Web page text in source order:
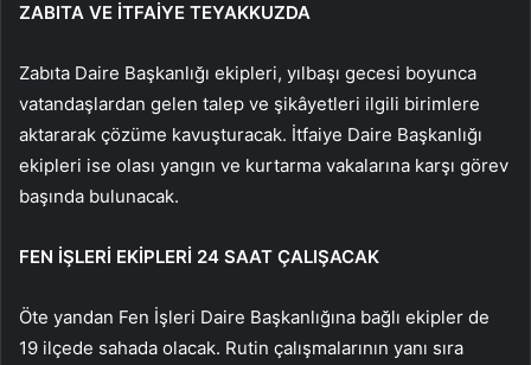
ZABITA VE İTFAİYE TEYAKKUZDA
Zabıta Daire Başkanlığı ekipleri, yılbaşı gecesi boyunca
vatandaşlardan gelen talep ve şikâyetleri ilgili birimlere
aktararak çözüme kavuşturacak. İtfaiye Daire Başkanlığı
ekipleri ise olası yangın ve kurtarma vakalarına karşı görev
başında bulunacak.
FEN İŞLERİ EKİPLERİ 24 SAAT ÇALIŞACAK
Öte yandan Fen İşleri Daire Başkanlığına bağlı ekipler de
19 ilçede sahada olacak. Rutin çalışmalarının yanı sıra